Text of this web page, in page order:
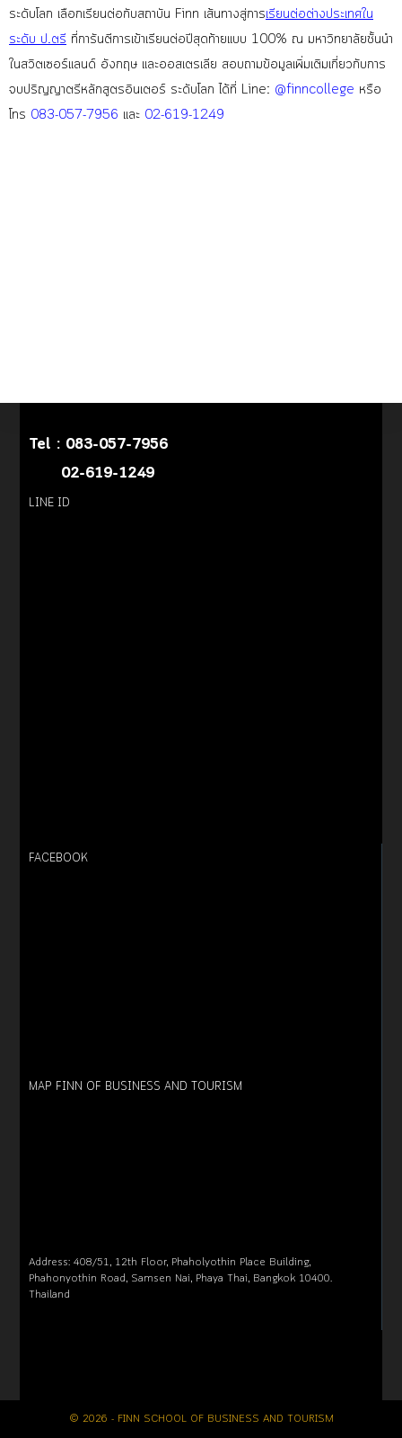
ระดับโลก เลือกเรียนต่อกับสถาบัน Finn เส้นทางสู่การเรียนต่อต่างประเทศใน
ระดับป.ตรี ที่การันตีการเข้าเรียนต่อปีสุดท้ายแบบ 100% ณ มหาวิทยาลัยชั้นนำ
ในสวิตเซอร์แลนด์ อังกฤษ และออสเตรเลีย สอบถามข้อมูลเพิ่มเติมเกี่ยวกับการ
จบปริญญาตรีหลักสูตรอินเตอร์ ระดับโลก ได้ที่ Line: @finncollege หรือ
โทร 083-057-7956 และ 02-619-1249
Tel : 083-057-7956
02-619-1249
LINE ID
FACEBOOK
MAP FINN OF BUSINESS AND TOURISM
Address: 408/51, 12th Floor, Phaholyothin Place Building,
Phahonyothin Road, Samsen Nai, Phaya Thai, Bangkok 10400.
Thailand
© 2026 - FINN SCHOOL OF BUSINESS AND TOURISM